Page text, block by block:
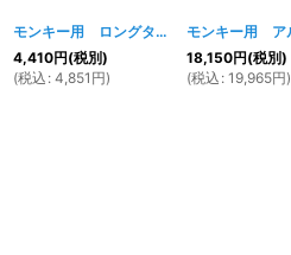
モンキー用 ロングタイプサイドスタンドステップセット
4,410円(税別)
(税込 : 4,851 円)
18,150円(税別)
(税込 : 19,965円)